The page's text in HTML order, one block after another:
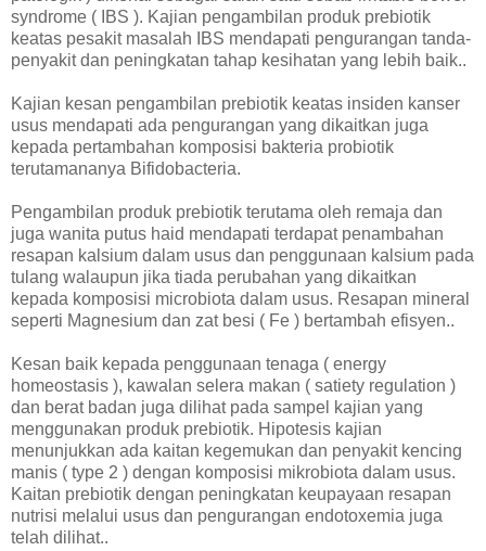
syndrome ( IBS ). Kajian pengambilan produk prebiotik
keatas pesakit masalah IBS mendapati pengurangan tanda-
penyakit dan peningkatan tahap kesihatan yang lebih baik..
Kajian kesan pengambilan prebiotik keatas insiden kanser
usus mendapati ada pengurangan yang dikaitkan juga
kepada pertambahan komposisi bakteria probiotik
terutamananya Bifidobacteria.
Pengambilan produk prebiotik terutama oleh remaja dan
juga wanita putus haid mendapati terdapat penambahan
resapan kalsium dalam usus dan penggunaan kalsium pada
tulang walaupun jika tiada perubahan yang dikaitkan
kepada komposisi microbiota dalam usus. Resapan mineral
seperti Magnesium dan zat besi ( Fe ) bertambah efisyen..
Kesan baik kepada penggunaan tenaga ( energy
homeostasis ), kawalan selera makan ( satiety regulation )
dan berat badan juga dilihat pada sampel kajian yang
menggunakan produk prebiotik. Hipotesis kajian
menunjukkan ada kaitan kegemukan dan penyakit kencing
manis ( type 2 ) dengan komposisi mikrobiota dalam usus.
Kaitan prebiotik dengan peningkatan keupayaan resapan
nutrisi melalui usus dan pengurangan endotoxemia juga
telah dilihat..